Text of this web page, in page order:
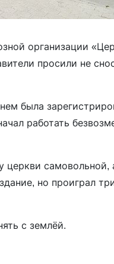
организации
просили не
была
работать
церкви
но проиграл
с землёй.